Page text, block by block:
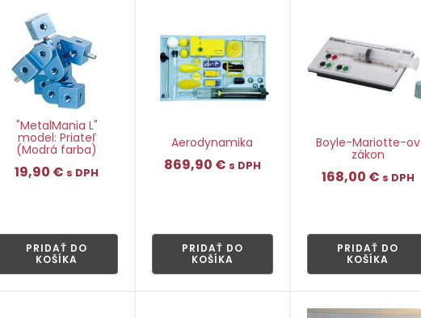
"MetalMania L"
model: Priateľ
(Modrá farba)
19,90 € s DPH
PRIDAŤ DO
KOŠÍKA
Aerodynamika
869,90 € s DPH
PRIDAŤ DO
KOŠÍKA
Boyle-Mariotte-ov
zákon
168,00 € s DPH
PRIDAŤ DO
KOŠÍKA